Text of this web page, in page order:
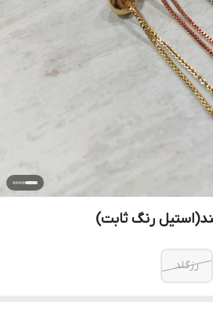
رنگ ثابت)
رزگلد